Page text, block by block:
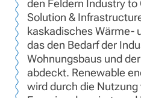
den Feldern Industry to
Solution &
kaskadisches Wärme-
das den Bedarf der
Wohnungsbaus und
abdeckt. Renewable
wird durch die